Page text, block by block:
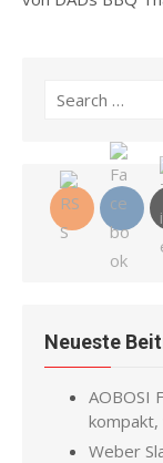
Search
Neueste
AOBOSI
Weber